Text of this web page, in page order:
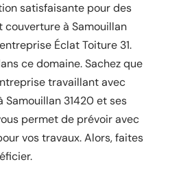
satisfaisante pour des
à Samouillan
Éclat Toiture 31.
ce domaine. Sachez que
travaillant avec
31420 et ses
permet de prévoir avec
vos travaux. Alors, faites